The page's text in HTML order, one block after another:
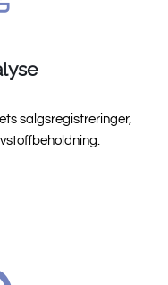
salgsregistreringer,